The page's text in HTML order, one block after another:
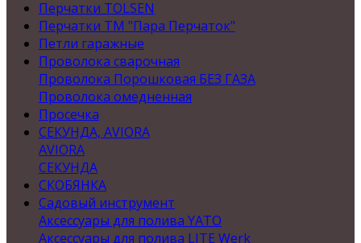
Перчатки TOLSEN
Перчатки ТМ "Пара Перчаток"
Петли гаражные
Проволока сварочная
Проволока Порошковая БЕЗ ГАЗА
Проволока омедненная
Просечка
СЕКУНДА, AVIORA
AVIORA
СЕКУНДА
СКОБЯНКА
Садовый инструмент
Аксессуары для полива YATO
Аксессуары для полива LITE Werk